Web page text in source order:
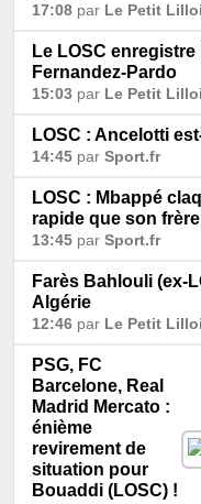
17:08 par Le Petit
Le LOSC
Fernandez-Pardo
15:03 par Le Petit
LOSC : Ancelotti
14:45 par Sport.fr
LOSC : Mbappé
rapide que son
13:45 par Sport.fr
Farès Bahlouli (ex-
Algérie
12:46 par Le Petit
PSG, FC
Barcelone, Real
Madrid Mercato :
énième
revirement de
situation pour
Bouaddi (LOSC) !